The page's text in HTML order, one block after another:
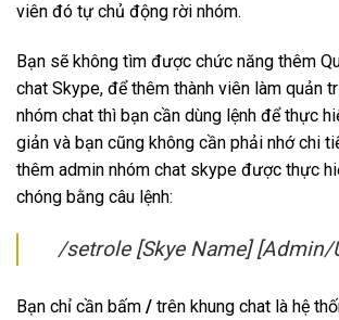
viên đó tự chủ động rời nhóm.
Bạn sẽ không tìm được chức năng thêm
chat Skype, để thêm thành viên làm quản
nhóm chat thì bạn cần dùng lệnh để thực
giản và bạn cũng không cần phải nhớ chi
thêm admin nhóm chat skype được thực
chóng bằng câu lệnh:
/setrole [Skye Name] [Admin/
Bạn chỉ cần bấm / trên khung chat là hệ